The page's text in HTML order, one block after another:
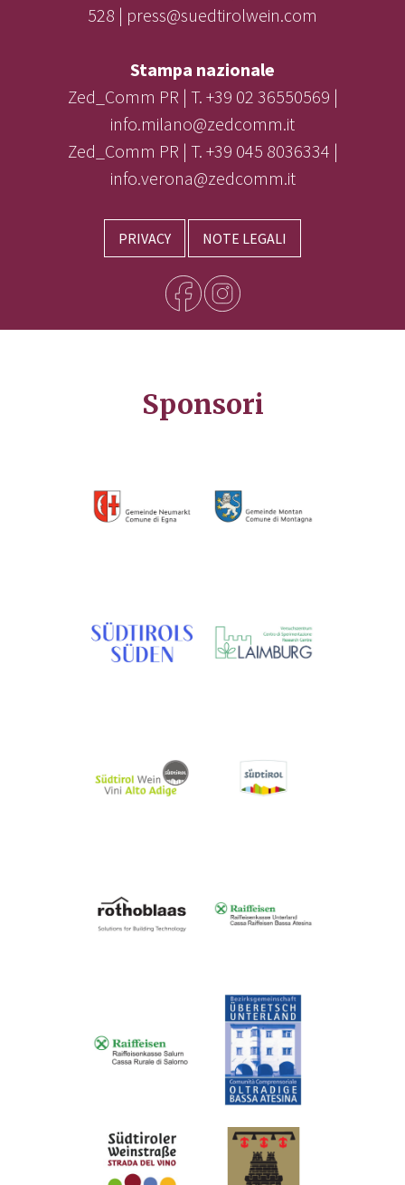
528 | press@suedtirolwein.com
Stampa nazionale
Zed_Comm PR | T. +39 02 36550569 |
info.milano@zedcomm.it
Zed_Comm PR | T. +39 045 8036334 |
info.verona@zedcomm.it
PRIVACY NOTE LEGALI
Sponsori